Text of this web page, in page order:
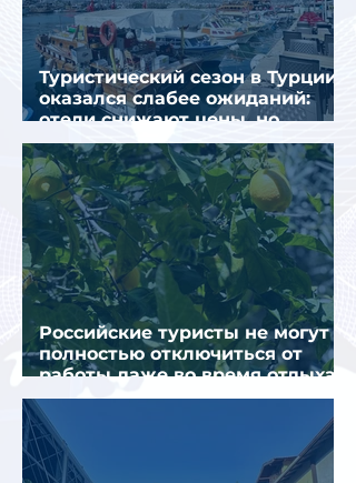
Туристический сезон в Турции
оказался слабее ожиданий:
отели снижают цены, но
загрузка остается низкой
Российские туристы не могут
полностью отключиться от
работы даже во время отдыха
в Турции